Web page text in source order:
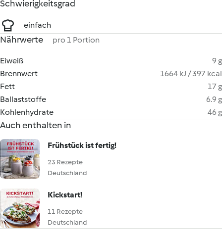
Schwierigkeitsgrad
einfach
Nährwerte pro 1 Portion
Eiweiß
9 g
Brennwert
1664 kJ / 397 kcal
Fett
17 g
Ballaststoffe
6.9 g
Kohlenhydrate
46 g
Auch enthalten in
Frühstück ist fertig!
23 Rezepte
Deutschland
Kickstart!
11 Rezepte
Deutschland